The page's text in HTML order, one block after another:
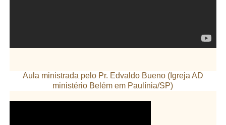
Aula ministrada pelo Pr. Edvaldo Bueno (Igreja AD
ministério Belém em Paulínia/SP)